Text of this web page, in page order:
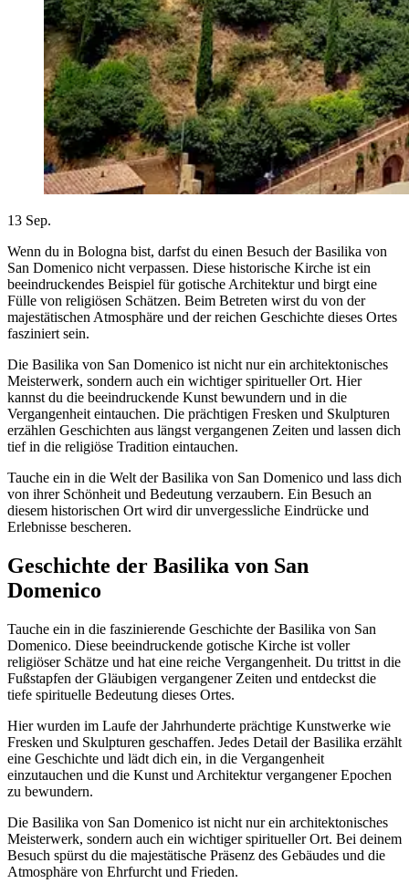
13 Sep.
Wenn du in Bologna bist, darfst du einen Besuch der Basilika von
San Domenico nicht verpassen. Diese historische Kirche ist ein
beeindruckendes Beispiel für gotische Architektur und birgt eine
Fülle von religiösen Schätzen. Beim Betreten wirst du von der
majestätischen Atmosphäre und der reichen Geschichte dieses Ortes
fasziniert sein.
Die Basilika von San Domenico ist nicht nur ein architektonisches
Meisterwerk, sondern auch ein wichtiger spiritueller Ort. Hier
kannst du die beeindruckende Kunst bewundern und in die
Vergangenheit eintauchen. Die prächtigen Fresken und Skulpturen
erzählen Geschichten aus längst vergangenen Zeiten und lassen dich
tief in die religiöse Tradition eintauchen.
Tauche ein in die Welt der Basilika von San Domenico und lass dich
von ihrer Schönheit und Bedeutung verzaubern. Ein Besuch an
diesem historischen Ort wird dir unvergessliche Eindrücke und
Erlebnisse bescheren.
Geschichte der Basilika von San
Domenico
Tauche ein in die faszinierende Geschichte der Basilika von San
Domenico. Diese beeindruckende gotische Kirche ist voller
religiöser Schätze und hat eine reiche Vergangenheit. Du trittst in die
Fußstapfen der Gläubigen vergangener Zeiten und entdeckst die
tiefe spirituelle Bedeutung dieses Ortes.
Hier wurden im Laufe der Jahrhunderte prächtige Kunstwerke wie
Fresken und Skulpturen geschaffen. Jedes Detail der Basilika erzählt
eine Geschichte und lädt dich ein, in die Vergangenheit
einzutauchen und die Kunst und Architektur vergangener Epochen
zu bewundern.
Die Basilika von San Domenico ist nicht nur ein architektonisches
Meisterwerk, sondern auch ein wichtiger spiritueller Ort. Bei deinem
Besuch spürst du die majestätische Präsenz des Gebäudes und die
Atmosphäre von Ehrfurcht und Frieden.